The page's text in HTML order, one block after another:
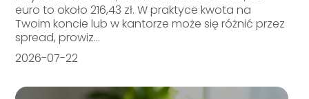
euro to około 216,43 zł. W praktyce kwota na
Twoim koncie lub w kantorze może się różnić przez
spread, prowiz...
2026-07-22